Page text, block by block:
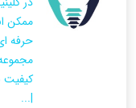
ممکن
حرفه
کیفیت
|...